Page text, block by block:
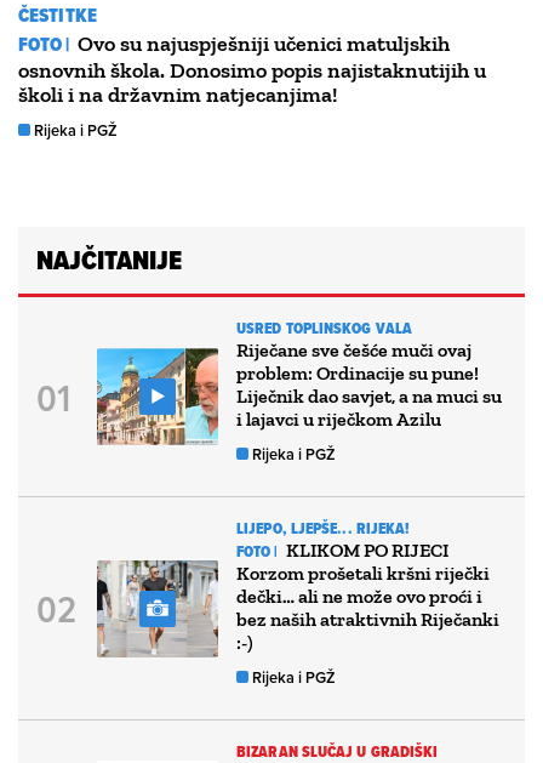
ČESTITKE
FOTO | Ovo su najuspješniji učenici matuljskih
osnovnih škola. Donosimo popis najistaknutijih u
školi i na državnim natjecanjima!
Rijeka i PGŽ
NAJČITANIJE
USRED TOPLINSKOG VALA
Riječane sve češće muči ovaj
problem: Ordinacije su pune!
Liječnik dao savjet, a na muci su
i lajavci u riječkom Azilu
Rijeka i PGŽ
LIJEPO, LJEPŠE... RIJEKA!
FOTO | KLIKOM PO RIJECI
Korzom prošetali kršni riječki
dečki… ali ne može ovo proći i
bez naših atraktivnih Riječanki
:-)
Rijeka i PGŽ
BIZARAN SLUČAJ U GRADIŠKI